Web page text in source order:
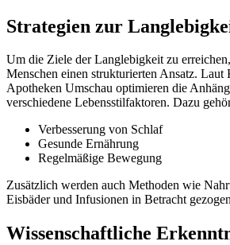
Strategien zur
Um die Ziele der Langlebigkeit zu
Menschen einen strukturierten Ansatz.
Apotheken Umschau optimieren die
verschiedene Lebensstilfaktoren. Dazu
Verbesserung von Schlaf
Gesunde Ernährung
Regelmäßige Bewegung
Zusätzlich werden auch Methoden wie
Eisbäder und Infusionen in Betracht
Wissenschaftliche